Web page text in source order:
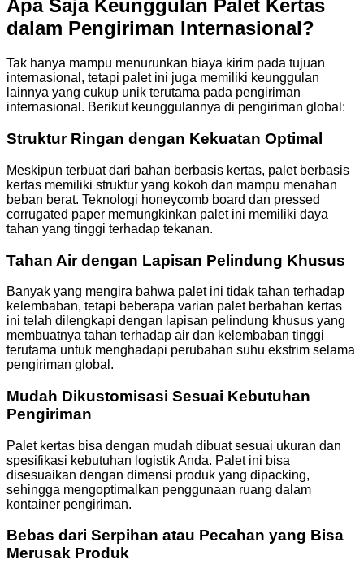
Apa Saja Keunggulan Palet Kertas
dalam Pengiriman Internasional?
Tak hanya mampu menurunkan biaya kirim pada tujuan
internasional, tetapi palet ini juga memiliki keunggulan
lainnya yang cukup unik terutama pada pengiriman
internasional. Berikut keunggulannya di pengiriman global:
Struktur Ringan dengan Kekuatan Optimal
Meskipun terbuat dari bahan berbasis kertas, palet berbasis
kertas memiliki struktur yang kokoh dan mampu menahan
beban berat. Teknologi honeycomb board dan pressed
corrugated paper memungkinkan palet ini memiliki daya
tahan yang tinggi terhadap tekanan.
Tahan Air dengan Lapisan Pelindung Khusus
Banyak yang mengira bahwa palet ini tidak tahan terhadap
kelembaban, tetapi beberapa varian palet berbahan kertas
ini telah dilengkapi dengan lapisan pelindung khusus yang
membuatnya tahan terhadap air dan kelembaban tinggi
terutama untuk menghadapi perubahan suhu ekstrim selama
pengiriman global.
Mudah Dikustomisasi Sesuai Kebutuhan
Pengiriman
Palet kertas bisa dengan mudah dibuat sesuai ukuran dan
spesifikasi kebutuhan logistik Anda. Palet ini bisa
disesuaikan dengan dimensi produk yang dipacking,
sehingga mengoptimalkan penggunaan ruang dalam
kontainer pengiriman.
Bebas dari Serpihan atau Pecahan yang Bisa
Merusak Produk